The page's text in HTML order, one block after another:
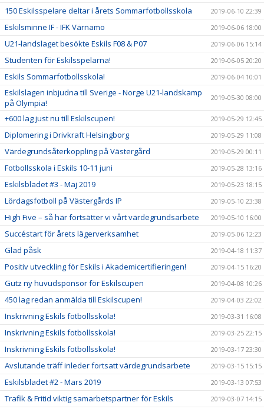
150 Eskilsspelare deltar i årets Sommarfotbollsskola 2019-06-10 22:39
Eskilsminne IF - IFK Värnamo 2019-06-06 18:00
U21-landslaget besökte Eskils F08 & P07 2019-06-06 15:14
Studenten för Eskilsspelarna! 2019-06-05 20:20
Eskils Sommarfotbollsskola! 2019-06-04 10:01
Eskilslagen inbjudna till Sverige - Norge U21-landskamp
på Olympia!
2019-05-30 08:00
+600 lag just nu till Eskilscupen! 2019-05-29 12:45
Diplomering i Drivkraft Helsingborg 2019-05-29 11:08
Värdegrundsåterkoppling på Västergård 2019-05-29 00:11
Fotbollsskola i Eskils 10-11 juni 2019-05-28 13:16
Eskilsbladet #3 - Maj 2019 2019-05-23 18:15
Lördagsfotboll på Västergårds IP 2019-05-10 23:38
High Five – så här fortsätter vi vårt värdegrundsarbete 2019-05-10 16:00
Succéstart för årets lägerverksamhet 2019-05-06 12:23
Glad påsk 2019-04-18 11:37
Positiv utveckling för Eskils i Akademicertifieringen! 2019-04-15 16:20
Gutz ny huvudsponsor för Eskilscupen 2019-04-08 10:26
450 lag redan anmälda till Eskilscupen! 2019-04-03 22:02
Inskrivning Eskils fotbollsskola! 2019-03-31 16:08
Inskrivning Eskils fotbollsskola! 2019-03-25 22:15
Inskrivning Eskils fotbollsskola! 2019-03-17 23:30
Avslutande träff inleder fortsatt värdegrundsarbete 2019-03-15 15:15
Eskilsbladet #2 - Mars 2019 2019-03-13 07:53
Trafik & Fritid viktig samarbetspartner för Eskils 2019-03-07 14:15